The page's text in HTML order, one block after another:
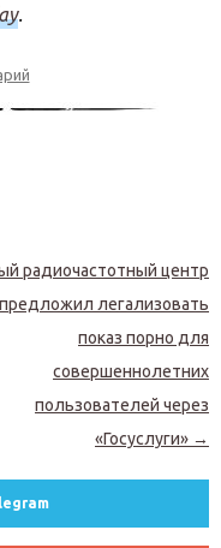
.
радиочастотный центр
предложил легализовать
показ порно для
совершеннолетних
пользователей через
«Госуслуги» →